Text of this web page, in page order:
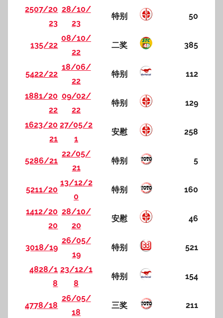
2507/20
23
28/10/
23
特别 50
135/22
08/10/
22
二奖 385
5422/22
18/06/
22
特别 112
1881/20
22
09/02/
22
特别 129
1623/20
21
27/05/2
1
安慰 258
5286/21
22/05/
21
特别 5
5211/20
13/12/2
0
特别 160
1412/20
20
28/10/
20
安慰 46
3018/19
26/05/
19
特别 521
4828/1
8
23/12/1
8
特别 154
4778/18
26/05/
18
三奖 211